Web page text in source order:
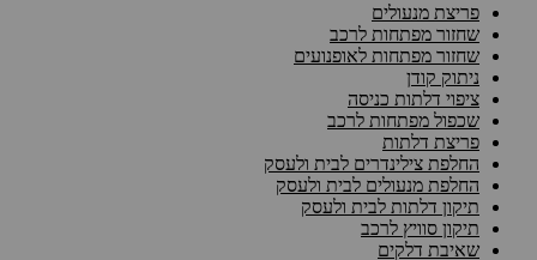
פריצת מנעולים
שחזור מפתחות לרכב
שחזור מפתחות לאופנועים
ניתוק קודן
ציפוי דלתות כניסה
שכפול מפתחות לרכב
פריצת דלתות
החלפת צילינדרים לבית ולעסק
החלפת מנעולים לבית ולעסק
תיקון דלתות לבית ולעסק
תיקון סוויץ לרכב
שאיבת דלקים